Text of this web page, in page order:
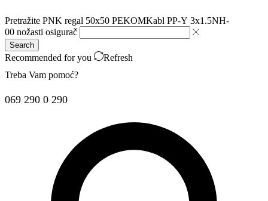
Pretražite PNK regal 50x50 PEKOMKabl PP-Y 3x1.5NH-
00 nožasti osigurač
Search
Recommended for you
Refresh
Treba Vam pomoć?
069 290 0 290